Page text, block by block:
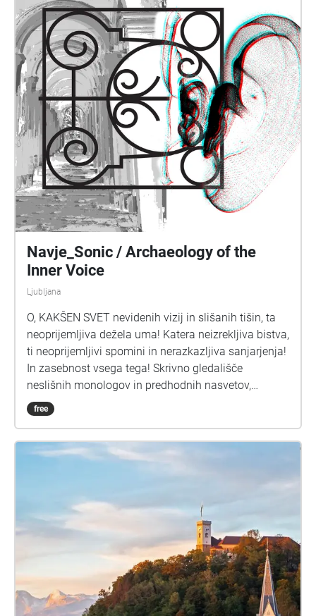
Navje_Sonic / Archaeology of the
Inner Voice
Ljubljana
O, KAKŠEN SVET nevidenih vizij in slišanih tišin, ta
neoprijemljiva dežela uma! Katera neizrekljiva bistva,
ti neoprijemljivi spomini in nerazkazljiva sanjarjenja!
In zasebnost vsega tega! Skrivno gledališče
neslišnih monologov in predhodnih nasvetov,
nevidna palača vseh razpoloženj, razmišljanj in
skrivnosti, neskončno zatočišče razočaranj in
vladari osamljeno, sprašuje kar hoče, ukazuje kar
storimo. Introkozmos, ki je bolj jaz, kot karkoli lahko
najdem v ogledalu. Ta zavest, ki je jaz med sebi, ki je
vse, in hkrati nič — kaj je to? In od kod je prišla? In
zavesti v razpadu bikameralnega uma uvede s
poetičnim nizom vprašanj o nevidnih vizijah in
slišanih tišinah, ki raziskujejo zavest. Njegov uvod je
free